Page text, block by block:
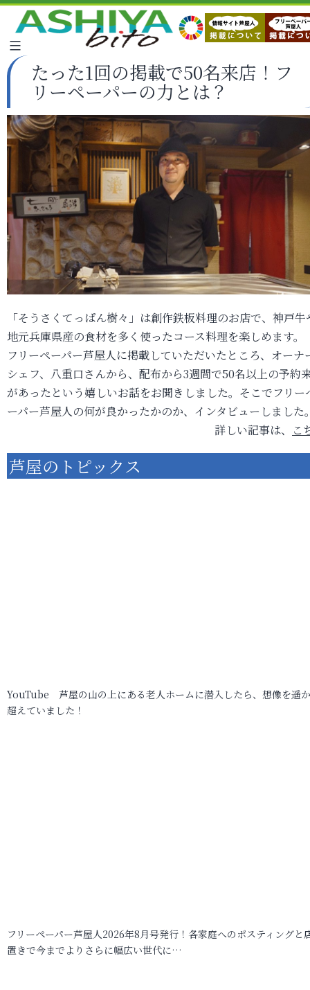
たった1回の掲載で50名来店！フ
リーペーパーの力とは？
「そうさくてっぱん樹々」は創作鉄板料理のお店で、神戸牛
地元兵庫県産の食材を多く使ったコース料理を楽しめます。
フリーペーパー芦屋人に掲載していただいたところ、オーナ
シェフ、八重口さんから、配布から3週間で50名以上の予約
があったという嬉しいお話をお聞きしました。そこでフリー
ーパー芦屋人の何が良かったかのか、インタビューしました
詳しい記事は、
こ
芦屋のトピックス
YouTube 芦屋の山の上にある老人ホームに潜入したら、想像を遥
超えていました！
フリーペーパー芦屋人2026年8月号発行！各家庭へのポスティングと
置きで今までよりさらに幅広い世代に…